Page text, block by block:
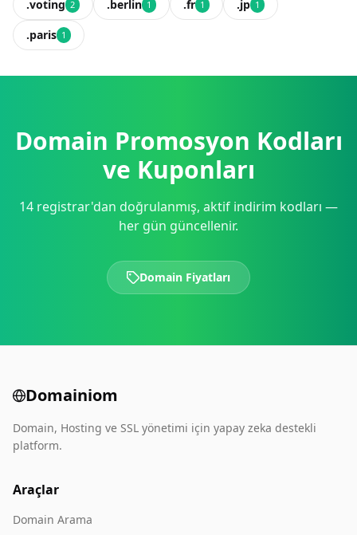
.voting 2 .berlin 1 .fr 1 .jp 1
.paris 1
Domain Promosyon Kodları
ve Kuponları
14 registrar'dan doğrulanmış, aktif indirim kodları —
her gün güncellenir.
Domain Fiyatları
Domainiom
Domain, Hosting ve SSL yönetimi için yapay zeka destekli
platform.
Araçlar
Domain Arama